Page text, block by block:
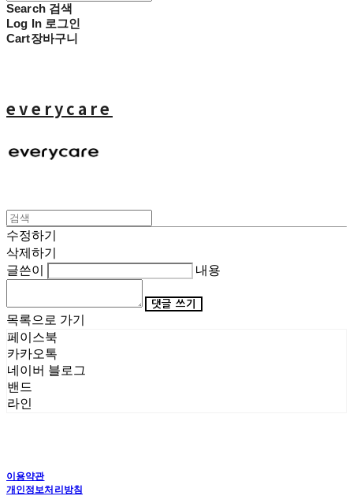
Search 검색
Log In 로그인
Cart장바구니
everycare
수정하기
삭제하기
글쓴이
내용
댓글 쓰기
목록으로 가기
페이스북
카카오톡
네이버 블로그
밴드
라인
이용약관
개인정보처리방침